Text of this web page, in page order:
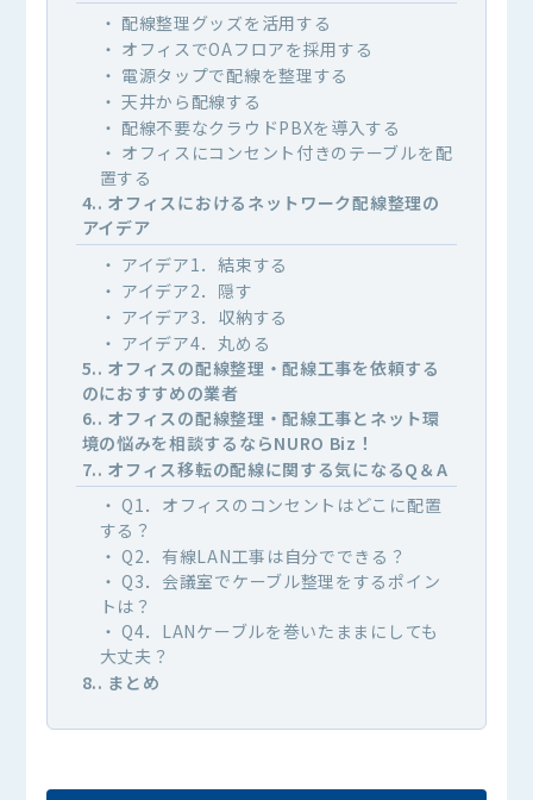
配線整理グッズを活用する
オフィスでOAフロアを採用する
電源タップで配線を整理する
天井から配線する
配線不要なクラウドPBXを導入する
オフィスにコンセント付きのテーブルを配
置する
4. オフィスにおけるネットワーク配線整理の
アイデア
アイデア1．結束する
アイデア2．隠す
アイデア3．収納する
アイデア4．丸める
5. オフィスの配線整理・配線工事を依頼する
のにおすすめの業者
6. オフィスの配線整理・配線工事とネット環
境の悩みを相談するならNURO Biz！
7. オフィス移転の配線に関する気になるQ＆A
Q1．オフィスのコンセントはどこに配置
する？
Q2．有線LAN工事は自分でできる？
Q3．会議室でケーブル整理をするポイン
トは？
Q4．LANケーブルを巻いたままにしても
大丈夫？
8. まとめ